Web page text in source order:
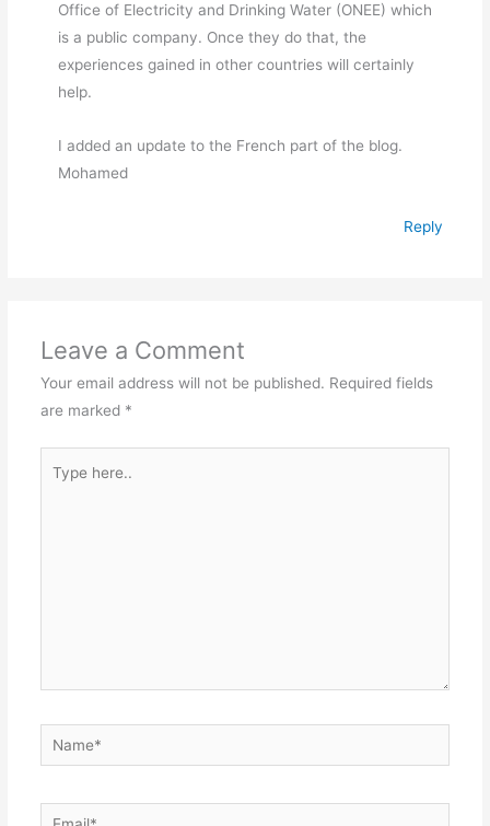
Office of Electricity and Drinking Water (ONEE) which
is a public company. Once they do that, the
experiences gained in other countries will certainly
help.
I added an update to the French part of the blog.
Mohamed
Reply
Leave a Comment
Your email address will not be published. Required fields
are marked *
here..
Name*
Email*